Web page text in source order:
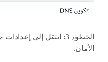
الخطوة 3: انتقل إلى
الأمان.